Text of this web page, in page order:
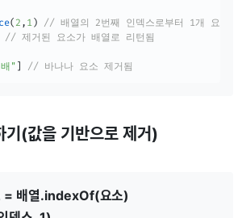
( 2 , 1 )
// 배열의 2번째 인덱스로부터 1개 요소 제
// 제거된 요소가 배열로 리턴됨
" // 바나나 요소 제거됨
기(값을 기반으로 제거)
= 배열.indexOf(요소)